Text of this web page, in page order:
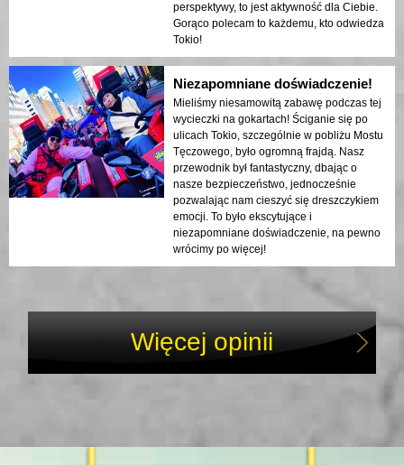
perspektywy, to jest aktywność dla Ciebie.
Gorąco polecam to każdemu, kto odwiedza
Tokio!
Niezapomniane doświadczenie!
Mieliśmy niesamowitą zabawę podczas tej
wycieczki na gokartach! Ściganie się po
ulicach Tokio, szczególnie w pobliżu Mostu
Tęczowego, było ogromną frajdą. Nasz
przewodnik był fantastyczny, dbając o
nasze bezpieczeństwo, jednocześnie
pozwalając nam cieszyć się dreszczykiem
emocji. To było ekscytujące i
niezapomniane doświadczenie, na pewno
wrócimy po więcej!
Więcej opinii